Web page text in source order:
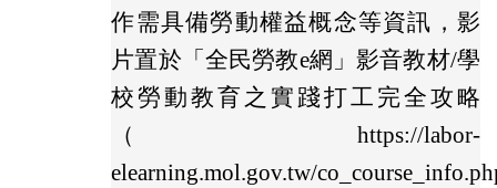
作需具備勞動權益概念等資訊，影
片置於「全民勞教e網」影音教材/學
校勞動教育之實踐打工完全攻略
（https://labor-
elearning.mol.gov.tw/